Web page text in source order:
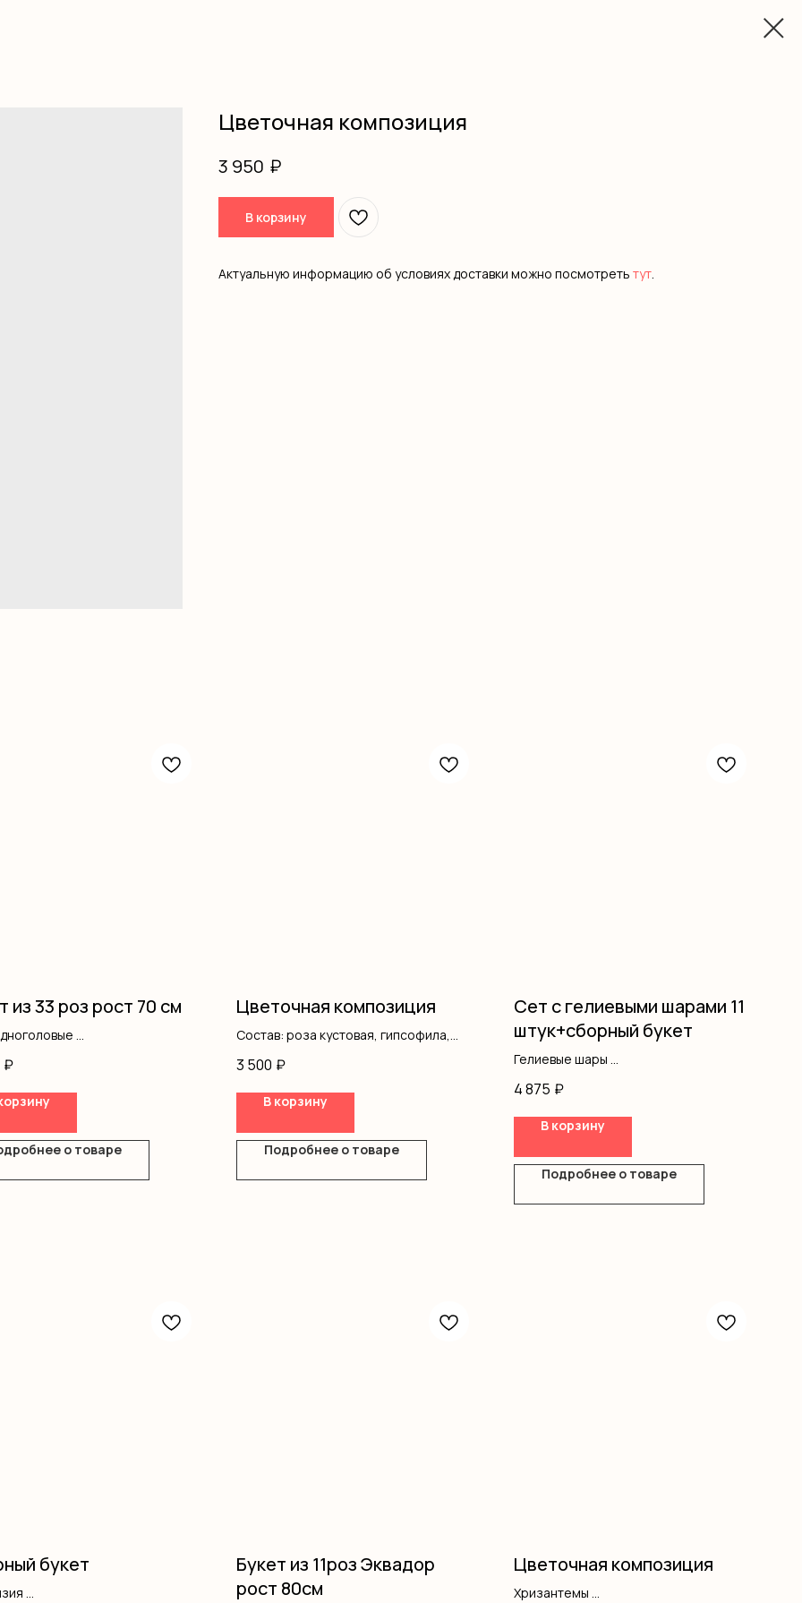
Цветочная композиция
3 950 ₽
В корзину
Актуальную информацию об условиях доставки можно посмотреть тут
из 33 роз рост 70 см
₽
о товаре
Цветочная композиция
Состав: роза кустовая, гипсофила,
3 500 ₽
В корзину
Подробнее о товаре
Сет с гелиевыми шарами 11
штук+сборный букет
Гелиевые шары
Альстромерия
Диантус
Оформление
4 875 ₽
В корзину
Подробнее о товаре
букет
Букет из 11роз Эквадор
рост 80см
Цветочная композиция
Хризантемы